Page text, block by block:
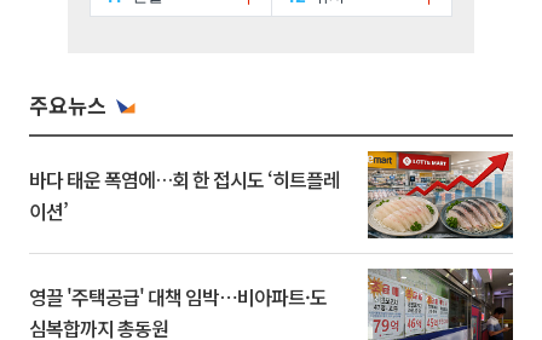
주요뉴스
바다 태운 폭염에…회 한 접시도 ‘히트플레
이션’
영끌 '주택공급' 대책 임박⋯비아파트·도
심복합까지 총동원